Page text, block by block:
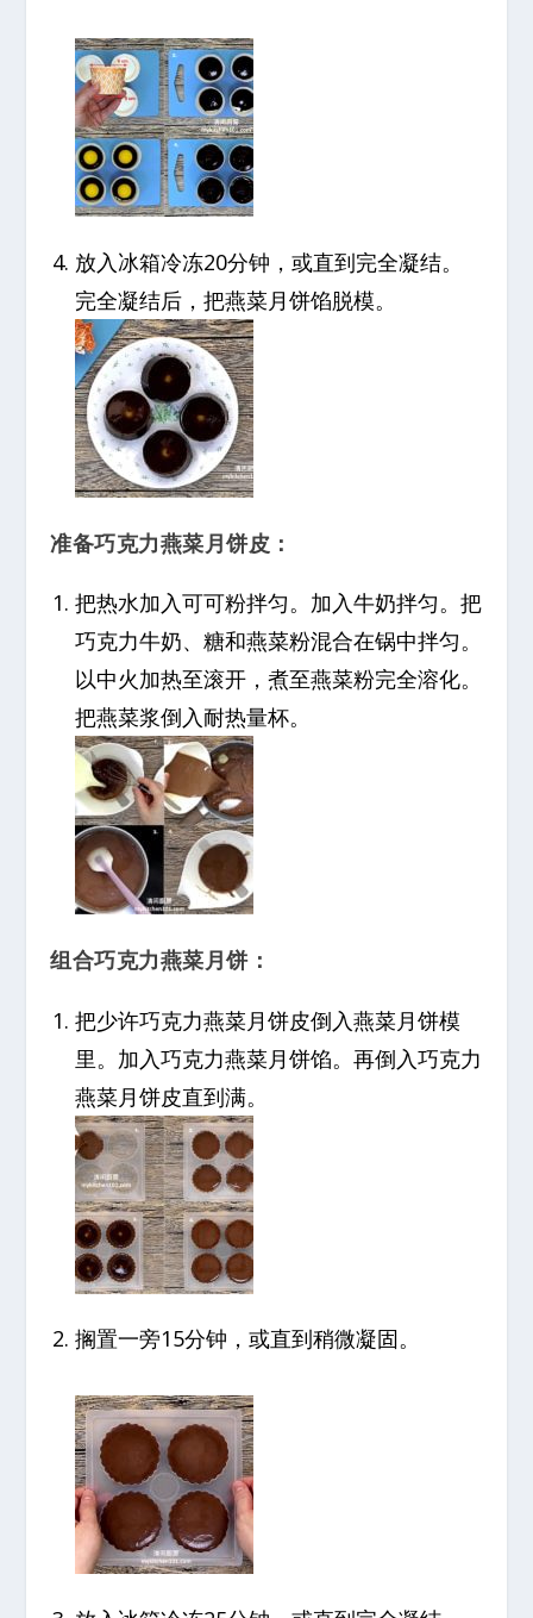
放入冰箱冷冻20分钟，或直到完全凝结。
完全凝结后，把燕菜月饼馅脱模。
准备巧克力燕菜月饼皮：
把热水加入可可粉拌匀。加入牛奶拌匀。把
巧克力牛奶、糖和燕菜粉混合在锅中拌匀。
以中火加热至滚开，煮至燕菜粉完全溶化。
把燕菜浆倒入耐热量杯。
组合巧克力燕菜月饼：
把少许巧克力燕菜月饼皮倒入燕菜月饼模
里。加入巧克力燕菜月饼馅。再倒入巧克力
燕菜月饼皮直到满。
搁置一旁15分钟，或直到稍微凝固。